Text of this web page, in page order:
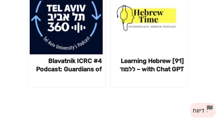
[91] Learning Hebrew
with Chat GPT – ללמוד
#4 Blavatnik ICRC
Podcast: Guardians of
דיווח